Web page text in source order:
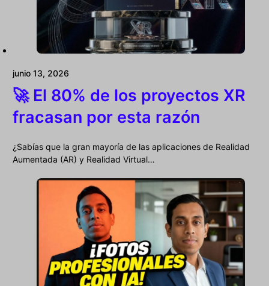
junio 13, 2026
🚀 El 80% de los proyectos XR
fracasan por esta razón
¿Sabías que la gran mayoría de las aplicaciones de Realidad
Aumentada (AR) y Realidad Virtual…